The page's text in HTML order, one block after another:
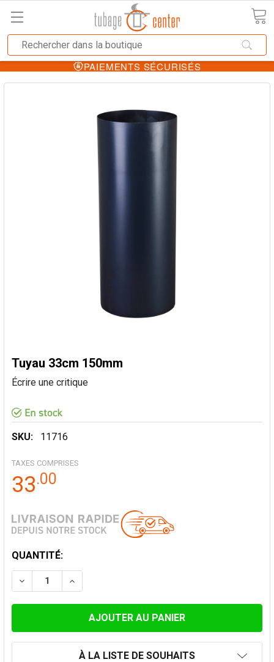
PAIEMENTS SÉCURISÉS
Tuyau 33cm 150mm
Écrire une critique
SKU: 11716
TAXES COMPRISES
33.00
STOCK
ACTUEL:
QUANTITÉ:
DIMINUER LA QUANTITÉ DE TUYAU 33CM 150MM
AUGMENTER LA QUANTITÉ DE TUYAU
À LA LISTE DE SOUHAITS